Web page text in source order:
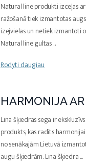
Natural line produkti izceļas
ražošanā tiek izmantotas
izejvielas un netiek izmantoti
Natural line gultas...
Rodyti daugiau
HARMONIJA
Lina šķiedras sega ir
produkts, kas radīts
no senākajām Lietuvā
augu šķiedrām. Lina šķiedra...